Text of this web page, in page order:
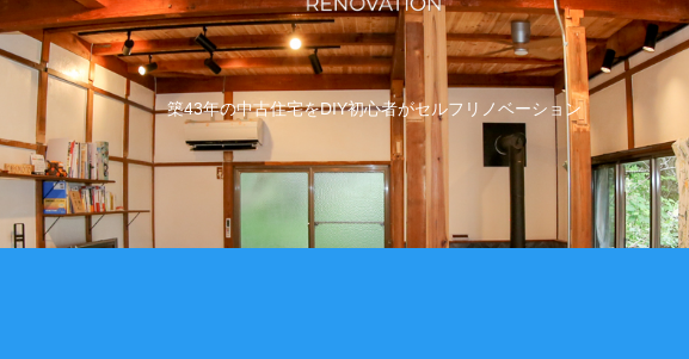
築43年の中古住宅をDIY初心者がセルフリノベーション